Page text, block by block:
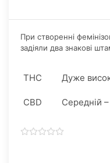
При створенні
задіяли два знакові
THC Дуже
CBD Середній